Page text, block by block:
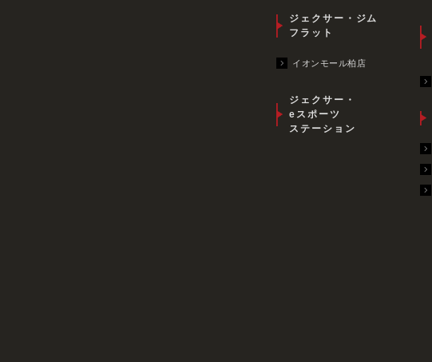
ジェクサー・ジム
フラット
イオンモール柏店
ジェクサー・
eスポーツ
ステーション